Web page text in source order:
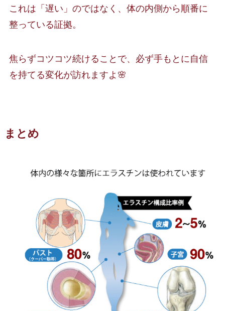
これは「遅い」のではなく、体の内側から順番に
整っている証拠。
焦らずコツコツ続けることで、必ず手もとに自信
を持てる変化が訪れますよ🌸
まとめ